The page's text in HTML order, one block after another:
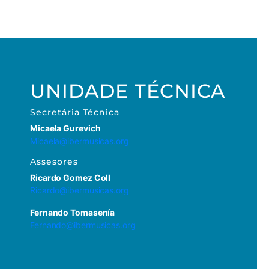
UNIDADE TÉCNICA
Secretária Técnica
Micaela Gurevich
Micaela@ibermusicas.org
Assesores
Ricardo Gomez Coll
Ricardo@ibermusicas.org
Fernando Tomasenía
Fernando@ibermusicas.org